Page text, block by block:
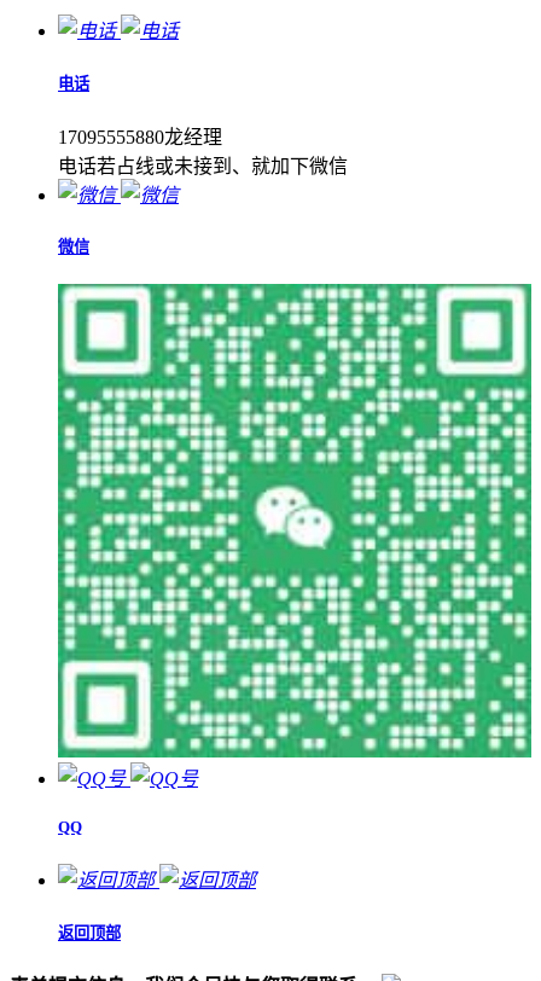
电话
17095555880龙经理
电话若占线或未接到、就加下微信
微信
QQ
返回顶部